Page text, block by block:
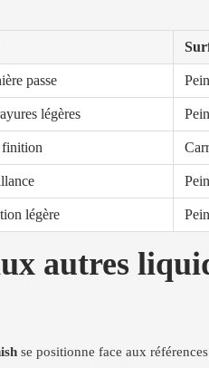
passe
légères
finition
légère
autres
se positionne face aux